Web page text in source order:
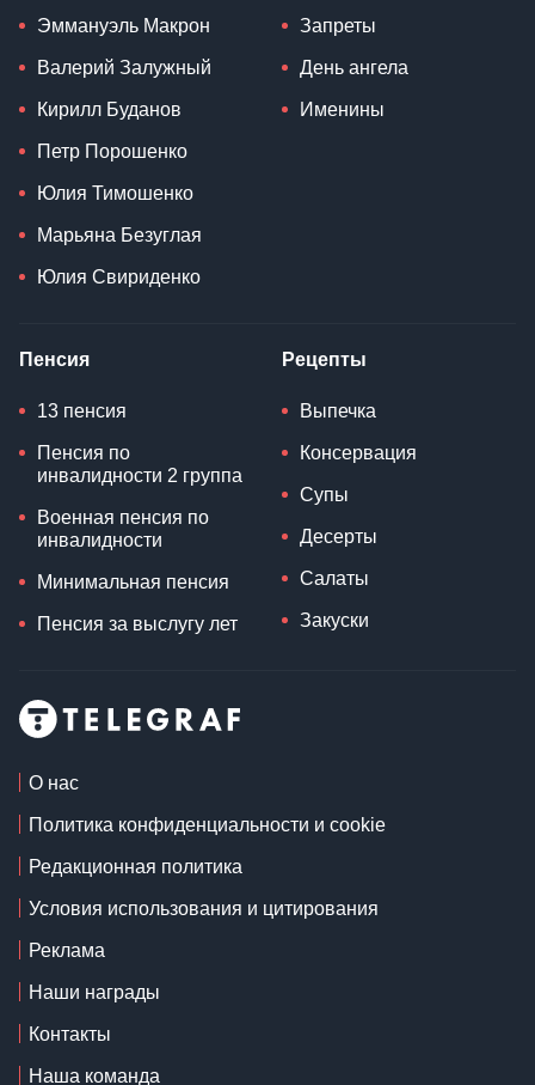
Эммануэль Макрон
Валерий Залужный
Кирилл Буданов
Петр Порошенко
Юлия Тимошенко
Марьяна Безуглая
Юлия Свириденко
Запреты
День ангела
Именины
Пенсия
13 пенсия
Пенсия по
инвалидности 2 группа
Военная пенсия по
инвалидности
Минимальная пенсия
Пенсия за выслугу лет
Рецепты
Выпечка
Консервация
Супы
Десерты
Салаты
Закуски
О нас
Политика конфиденциальности и cookie
Редакционная политика
Условия использования и цитирования
Реклама
Наши награды
Контакты
Наша команда